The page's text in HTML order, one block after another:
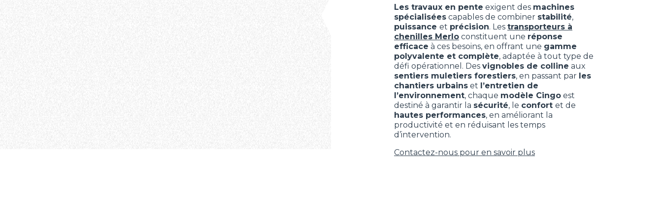
Les travaux en pente exigent des machines
spécialisées capables de combiner stabilité,
puissance et précision. Les transporteurs à
chenilles Merlo constituent une réponse
efficace à ces besoins, en offrant une gamme
polyvalente et complète, adaptée à tout type de
défi opérationnel. Des vignobles de colline aux
sentiers muletiers forestiers, en passant par les
chantiers urbains et l’entretien de
l’environnement, chaque modèle Cingo est
destiné à garantir la sécurité, le confort et de
hautes performances, en améliorant la
productivité et en réduisant les temps
d’intervention.
Contactez-nous pour en savoir plus